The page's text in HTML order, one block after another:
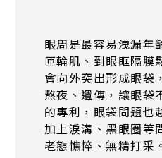
眼周是最容易洩漏年
匝輪肌、到眼眶隔膜
會向外突出形成眼袋
熬夜、遺傳，讓眼袋
的專利，眼袋問題也
加上淚溝、黑眼圈等
老態憔悴、無精打采。